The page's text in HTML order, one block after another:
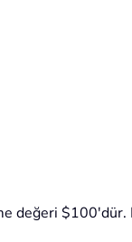
değeri $100'dür.